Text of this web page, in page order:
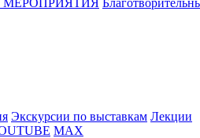
Экскурсии по выставкам Лекции
MAX